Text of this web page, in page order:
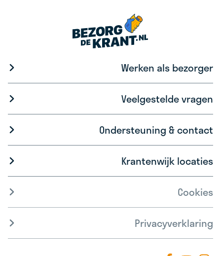
Werken als bezorger
Veelgestelde vragen
Ondersteuning & contact
Krantenwijk locaties
Cookies
Privacyverklaring